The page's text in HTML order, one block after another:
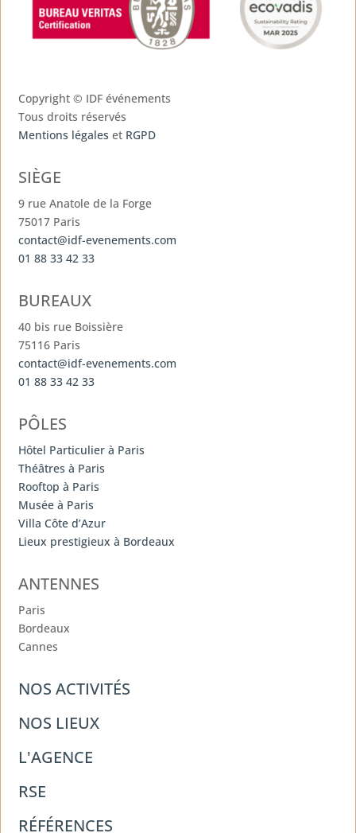
Copyright © IDF événements
Tous droits réservés
Mentions légales et RGPD
SIÈGE
9 rue Anatole de la Forge
75017 Paris
contact@idf-evenements.com
01 88 33 42 33
BUREAUX
40 bis rue Boissière
75116 Paris
contact@idf-evenements.com
01 88 33 42 33
PÔLES
Hôtel Particulier à Paris
Théâtres à Paris
Rooftop à Paris
Musée à Paris
Villa Côte d’Azur
Lieux prestigieux à Bordeaux
ANTENNES
Paris
Bordeaux
Cannes
NOS ACTIVITÉS
NOS LIEUX
L'AGENCE
RSE
RÉFÉRENCES